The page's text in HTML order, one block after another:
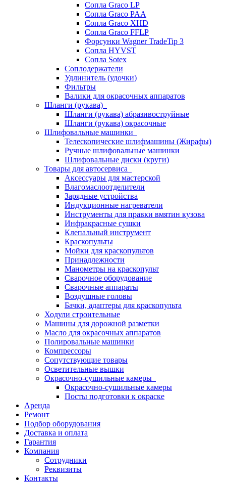
Сопла Graco LP
Сопла Graco PAA
Сопла Graco XHD
Сопла Graco FFLP
Форсунки Wagner TradeTip 3
Сопла HYVST
Сопла Sotex
Соплодержатели
Удлинитель (удочки)
Фильтры
Валики для окрасочных аппаратов
Шланги (рукава)
Шланги (рукава) абразивоструйные
Шланги (рукава) окрасочные
Шлифовальные машинки
Телескопические шлифмашины (Жирафы)
Ручные шлифовальные машинки
Шлифовальные диски (круги)
Товары для автосервиса
Аксессуары для мастерской
Влагомаслоотделители
Зарядные устройства
Индукционные нагреватели
Инструменты для правки вмятин кузова
Инфракрасные сушки
Клепальный инструмент
Краскопульты
Мойки для краскопультов
Принадлежности
Манометры на краскопульт
Сварочное оборудование
Сварочные аппараты
Воздушные головы
Бачки, адаптеры для краскопульта
Ходули строительные
Машины для дорожной разметки
Масло для окрасочных аппаратов
Полировальные машинки
Компрессоры
Сопутствующие товары
Осветительные вышки
Окрасочно-сушильные камеры
Окрасочно-сушильные камеры
Посты подготовки к окраске
Аренда
Ремонт
Подбор оборудования
Доставка и оплата
Гарантия
Компания
Сотрудники
Реквизиты
Контакты